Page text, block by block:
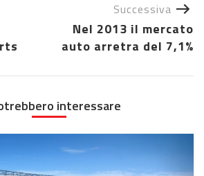
Successiva
Nel 2013 il mercato
auto arretra del 7,1%
interessare